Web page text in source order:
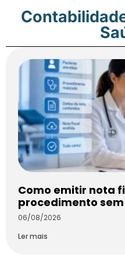
Como emitir nota
procedimento
06/08/2026
Ler mais